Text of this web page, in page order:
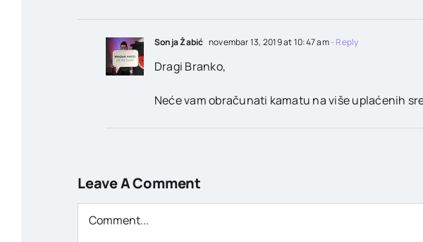
Sonja Žabić novembar 13, 2019 at 10:47 am- Reply
Dragi Branko,
Neće vam obračunati kamatu na više uplaćenih
Leave A Comment
Comment